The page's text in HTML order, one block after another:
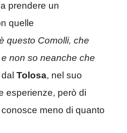
prendere un
quelle
questo Comolli, che
non so neanche che
Tolosa, nel suo
esperienze, però di
meno di quanto